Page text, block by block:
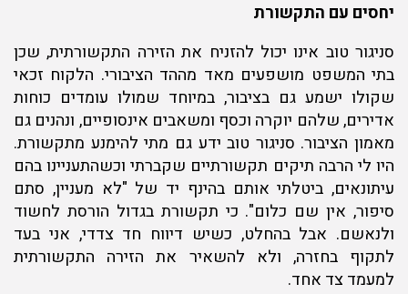
יחסים עם התקשורת
סניגור טוב אינו יכול להזניח את הזירה התקשורתית, שכן
בתי המשפט מושפעים מאד מההד הציבורי. הלקוח זכאי
שקולו ישמע גם בציבור, במיוחד שמולו עומדים כוחות
אדירים, שלהם יוקרה וכסף ומשאבים אינסופיים, ונהנים גם
מאמון הציבור. סניגור טוב ידע גם מתי להימנע מתקשורת.
היו לי הרבה תיקים תקשורתיים שקברתי וכשהתעניינו בהם
עיתונאים, ביטלתי אותם בהינף יד של "לא מעניין, סתם
סיפור, אין שם כלום". כי תקשורת בגדול הורסת לחשוד
ולנאשם. אבל בהחלט, כשיש דיווח חד צדדי, אני בעד
לתקוף בחזרה, ולא להשאיר את הזירה התקשורתית
למעמד צד אחד.